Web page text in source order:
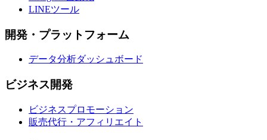
LINEツール
開発・プラットフォーム
データ分析ダッシュボード
ビジネス開発
ビジネスプロモーション
販売代行・アフィリエイト